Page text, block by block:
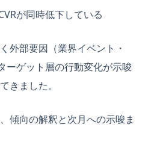
が同時低下している
部要因（業界イベント・
ーゲット層の行動変化が示唆
きました。
傾向の解釈と次月への示唆ま